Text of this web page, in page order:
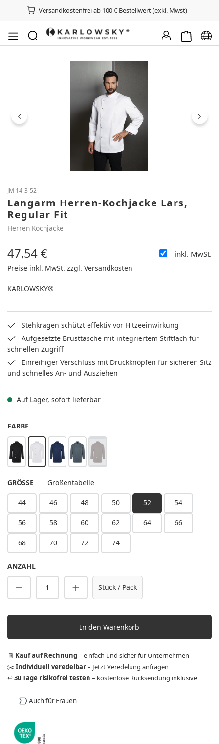
Versandkostenfrei ab 100 € Bestellwert (exkl. Mwst)
JM 14-3-52
Langarm Herren-Kochjacke Lars,
Regular Fit
Herren Kochjacke
Regulärer Preis:
47,54 € inkl. MwSt.
Preise inkl. MwSt. zzgl. Versandkosten
KARLOWSKY®
Stehkragen schützt effektiv vor Hitzeeinwirkung
Aufgesetzte Brusttasche mit integriertem Stiftfach für
schnellen Zugriff
Einreihiger Verschluss mit Druckknöpfen für sicheren Sitz
und schnelles An- und Ausziehen
Auf Lager, sofort lieferbar
FARBE
schwarzweiß marine anthrazithellbraun
(Diese Option ist zurzeit nicht verfügbar.)
GRÖSSE AUSWÄHLEN
Größentabelle
44 46 48 50 52 54
56 58 60 62 64 66
68 70 72 74
ANZAHL
Produkt Anzahl: Gib den gewünschten
Stück / Pack
In den Warenkorb
🧾 Kauf auf Rechnung– einfach und sicher für Unternehmen
✂️ Individuell veredelbar– Jetzt Veredelung anfragen
↩️ 30 Tage risikofrei testen – kostenlose Rücksendung inklusive
Auch für Frauen